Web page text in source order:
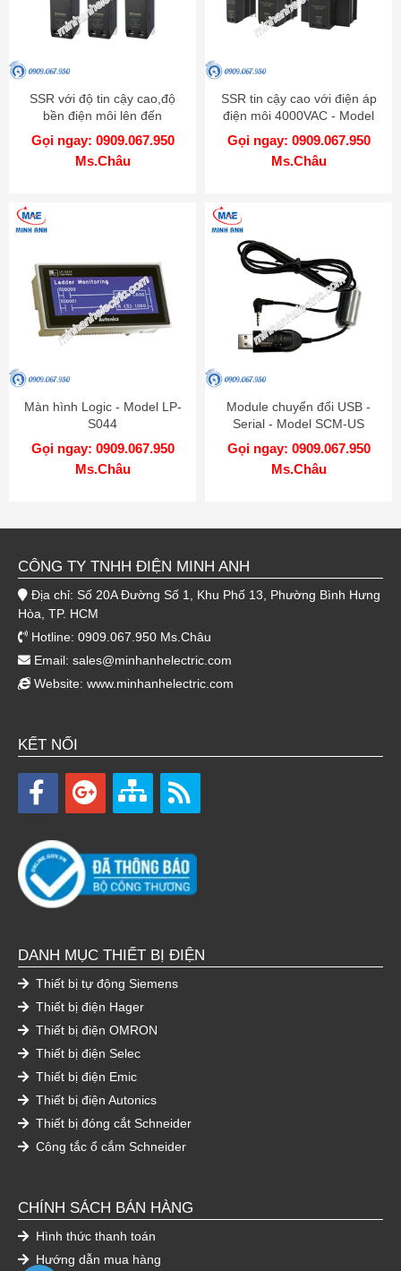
SSR với độ tin cậy cao,độ
bền điện môi lên đến
4000VAC - Model SRC1
Gọi ngay: 0909.067.950
Ms.Châu
SSR tin cậy cao với điện áp
điện môi 4000VAC - Model
SRH1
Gọi ngay: 0909.067.950
Ms.Châu
Màn hình Logic - Model LP-
S044
Gọi ngay: 0909.067.950
Ms.Châu
Module chuyển đổi USB -
Serial - Model SCM-US
Gọi ngay: 0909.067.950
Ms.Châu
CÔNG TY TNHH ĐIỆN MINH ANH
Địa chỉ: Số 20A Đường Số 1, Khu Phố 13, Phường Bình Hưng
Hòa, TP. HCM
Hotline: 0909.067.950 Ms.Châu
Email: sales@minhanhelectric.com
Website: www.minhanhelectric.com
KẾT NỐI
DANH MỤC THIẾT BỊ ĐIỆN
Thiết bị tự động Siemens
Thiết bị điện Hager
Thiết bị điện OMRON
Thiết bị điện Selec
Thiết bị điện Emic
Thiết bị điện Autonics
Thiết bị đóng cắt Schneider
Công tắc ổ cắm Schneider
CHÍNH SÁCH BÁN HÀNG
Hình thức thanh toán
Hướng dẫn mua hàng